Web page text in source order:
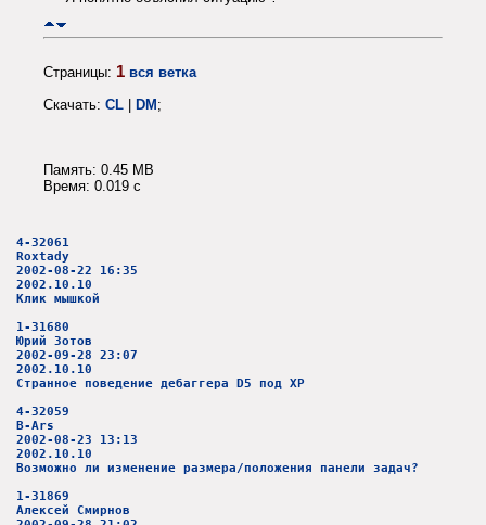
Страницы: 1 вся ветка
Скачать: CL | DM;
Память: 0.45 MB
Время: 0.019 c
4-32061
Roxtady
2002-08-22 16:35
2002.10.10
Клик мышкой
1-31680
Юрий Зотов
2002-09-28 23:07
2002.10.10
Странное поведение дебаггера D5 под XP
4-32059
B-Ars
2002-08-23 13:13
2002.10.10
Возможно ли изменение размера/положения панели задач?
1-31869
Алексей Смирнов